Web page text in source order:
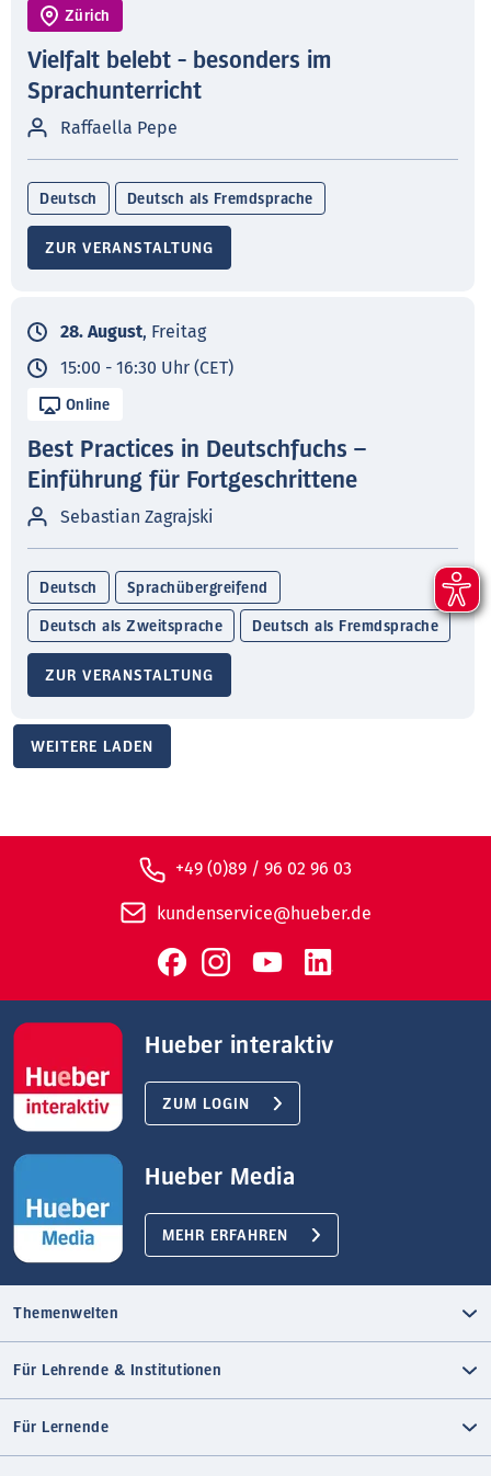
Zürich
Vielfalt belebt - besonders im
Sprachunterricht
Raffaella Pepe
Deutsch Deutsch als Fremdsprache
ZUR VERANSTALTUNG
28. August, Freitag
15:00 - 16:30 Uhr (CET)
Online
Best Practices in Deutschfuchs –
Einführung für Fortgeschrittene
Sebastian Zagrajski
Deutsch Sprachübergreifend
Deutsch als Zweitsprache Deutsch als Fremdsprache
ZUR VERANSTALTUNG
WEITERE LADEN
+49 (0)89 / 96 02 96 03
kundenservice@hueber.de
Hueber interaktiv
ZUM LOGIN
Hueber Media
MEHR ERFAHREN
Themenwelten
Für Lehrende & Institutionen
Für Lernende